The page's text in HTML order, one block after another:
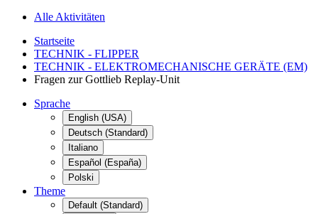
Alle Aktivitäten
Startseite
TECHNIK - FLIPPER
TECHNIK - ELEKTROMECHANISCHE GERÄTE (EM)
Fragen zur Gottlieb Replay-Unit
Sprache
English (USA)
Deutsch (Standard)
Italiano
Español (España)
Polski
Theme
Default (Standard)